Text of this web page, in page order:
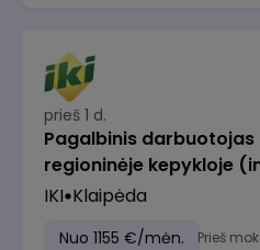
prieš 1 d.
Pagalbinis
regioninėje kepykloje
IKI Klaipėda
Nuo 1155 €/mėn. Prieš